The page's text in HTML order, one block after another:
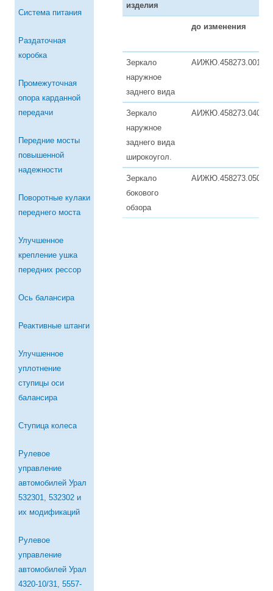
Система питания
Раздаточная
коробка
Промежуточная
опора карданной
передачи
Передние мосты
повышенной
надежности
Поворотные кулаки
переднего моста
Улучшенное
крепление ушка
передних рессор
Ось балансира
Реактивные штанги
Улучшенное
уплотнение
ступицы оси
балансира
Ступица колеса
Рулевое
управление
автомобилей Урал
532301, 532302 и
их модификаций
Рулевое
управление
автомобилей Урал
4320-10/31, 5557-
изделия
до изменения
Зеркало
наружное
заднего вида
АИЖЮ.458273.001
Зеркало
наружное
заднего вида
широкоугол.
АИЖЮ.458273.040
Зеркало
бокового
обзора
АИЖЮ.458273.050